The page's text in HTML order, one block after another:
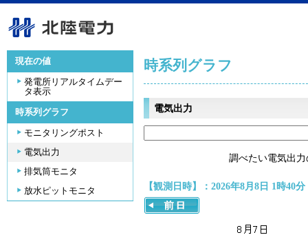
現在の値
発電所リアルタイムデー
タ表示
時系列グラフ
モニタリングポスト
電気出力
排気筒モニタ
放水ピットモニタ
時系列グラフ
電気出力
調べたい電気出
【観測日時】：2026年8月8日 1時40分